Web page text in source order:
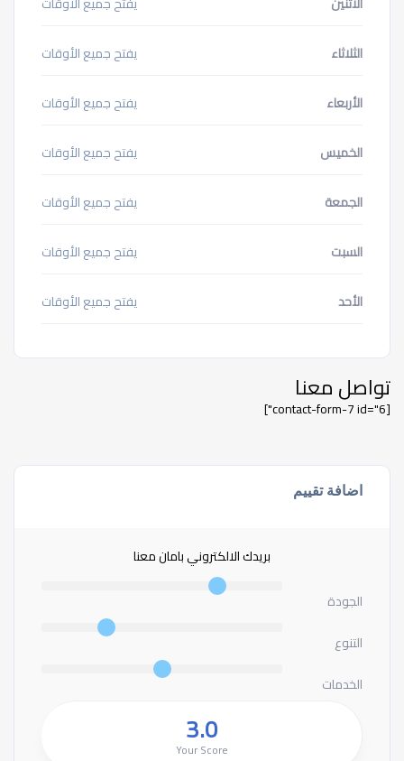
الثلاثاء يفتح جميع الأوقات
الأربعاء يفتح جميع الأوقات
الخميس يفتح جميع الأوقات
الجمعة يفتح جميع الأوقات
السبت يفتح جميع الأوقات
الأحد يفتح جميع الأوقات
تواصل معنا
[contact-form-7 id="6"]
اضافة تقييم
بريدك الالكتروني بامان معنا
الجودة
التنوع
الخدمات
3.0
Your Score